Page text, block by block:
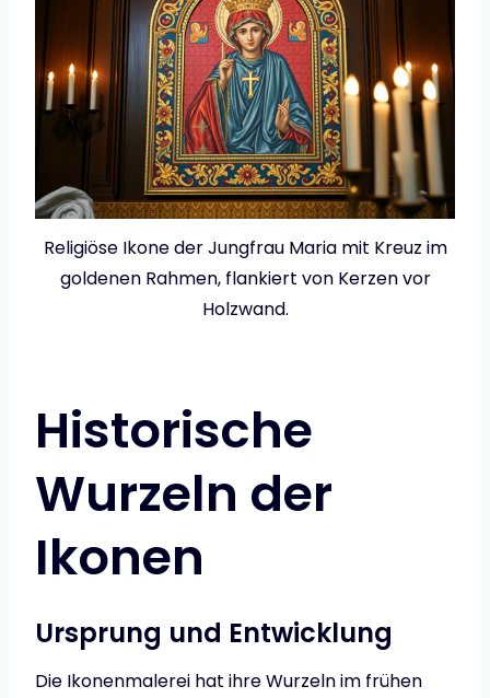
Religiöse Ikone der Jungfrau Maria mit Kreuz im
goldenen Rahmen, flankiert von Kerzen vor
Holzwand.
Historische
Wurzeln der
Ikonen
Ursprung und Entwicklung
Die Ikonenmalerei hat ihre Wurzeln im frühen